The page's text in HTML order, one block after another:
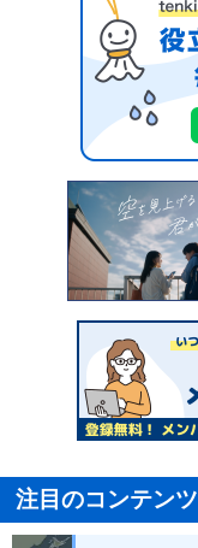
注目のコンテンツ